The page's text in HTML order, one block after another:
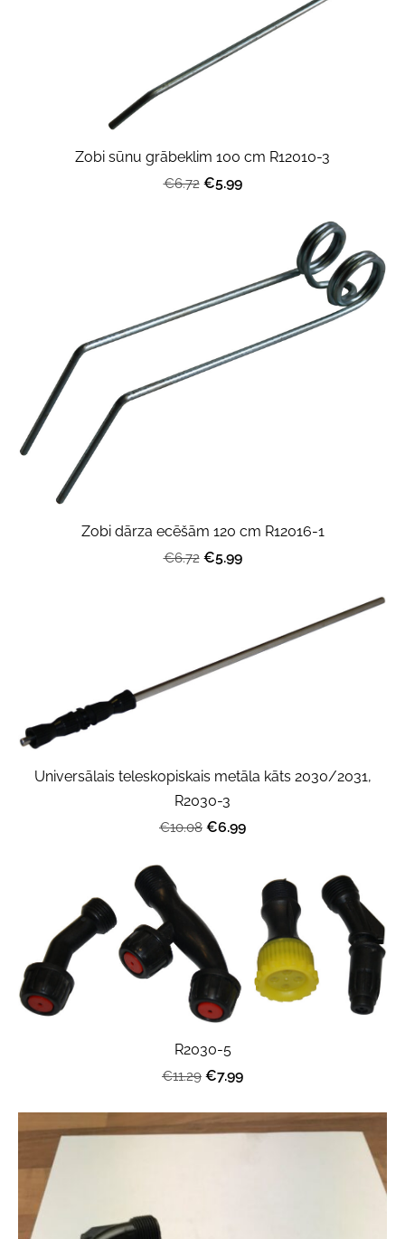
Zobi sūnu grābeklim 100 cm R12010-3
€6.72 €5.99
Zobi dārza ecēšām 120 cm R12016-1
€6.72 €5.99
Universālais teleskopiskais metāla kāts 2030/2031,
R2030-3
€10.08 €6.99
R2030-5
€11.29 €7.99